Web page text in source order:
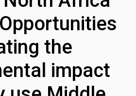
the
impact